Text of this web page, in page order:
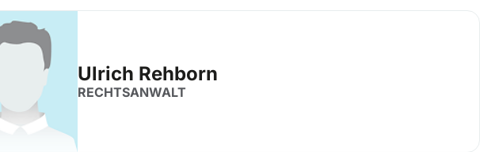
Ulrich Rehborn
RECHTSANWALT